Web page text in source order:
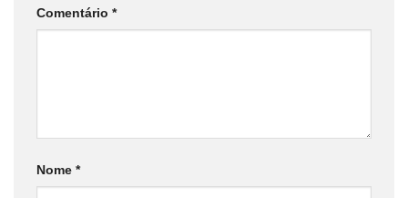
Comentário *
Nome *